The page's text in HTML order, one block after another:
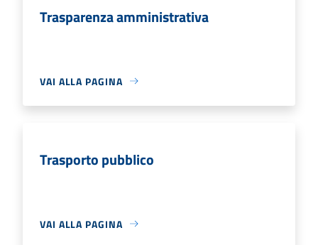
Trasparenza amministrativa
VAI ALLA PAGINA
Trasporto pubblico
VAI ALLA PAGINA